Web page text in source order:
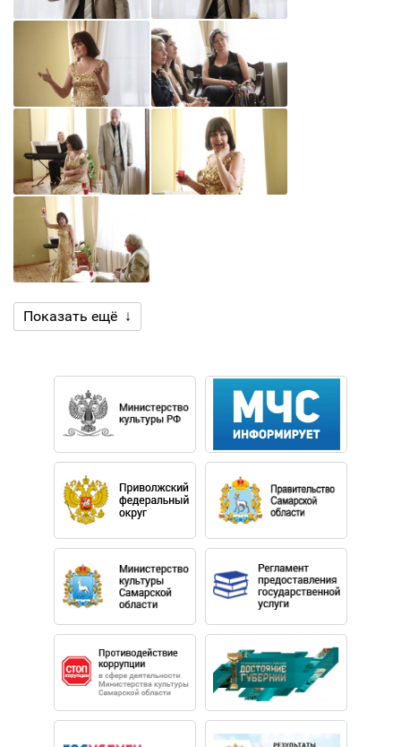
Показать ещё ↓